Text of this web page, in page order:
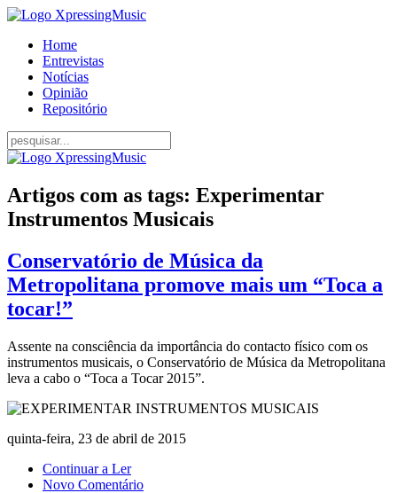
Home
Entrevistas
Notícias
Opinião
Repositório
Artigos com as tags: Experimentar
Instrumentos Musicais
Conservatório de Música da
Metropolitana promove mais um “Toca a
tocar!”
Assente na consciência da importância do contacto físico com os
instrumentos musicais, o Conservatório de Música da Metropolitana
leva a cabo o “Toca a Tocar 2015”.
quinta-feira, 23 de abril de 2015
Continuar a Ler
Novo Comentário